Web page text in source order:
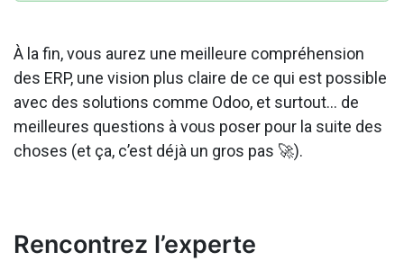
À la fin, vous aurez une meilleure compréhension
des ERP, une vision plus claire de ce qui est possible
avec des solutions comme Odoo, et surtout… de
meilleures questions à vous poser pour la suite des
choses (et ça, c’est déjà un gros pas 🚀).
Rencontrez l’experte